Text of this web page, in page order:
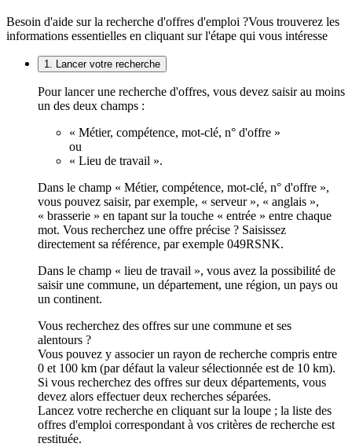
Besoin d'aide sur la recherche d'offres d'emploi ?Vous trouverez les
informations essentielles en cliquant sur l'étape qui vous intéresse
1. Lancer votre recherche
Pour lancer une recherche d'offres, vous devez saisir au moins
un des deux champs :
« Métier, compétence, mot-clé, n° d'offre »
ou
« Lieu de travail ».
Dans le champ « Métier, compétence, mot-clé, n° d'offre »,
vous pouvez saisir, par exemple, « serveur », « anglais »,
« brasserie » en tapant sur la touche « entrée » entre chaque
mot. Vous recherchez une offre précise ? Saisissez
directement sa référence, par exemple 049RSNK.
Dans le champ « lieu de travail », vous avez la possibilité de
saisir une commune, un département, une région, un pays ou
un continent.
Vous recherchez des offres sur une commune et ses
alentours ?
Vous pouvez y associer un rayon de recherche compris entre
0 et 100 km (par défaut la valeur sélectionnée est de 10 km).
Si vous recherchez des offres sur deux départements, vous
devez alors effectuer deux recherches séparées.
Lancez votre recherche en cliquant sur la loupe ; la liste des
offres d'emploi correspondant à vos critères de recherche est
restituée.